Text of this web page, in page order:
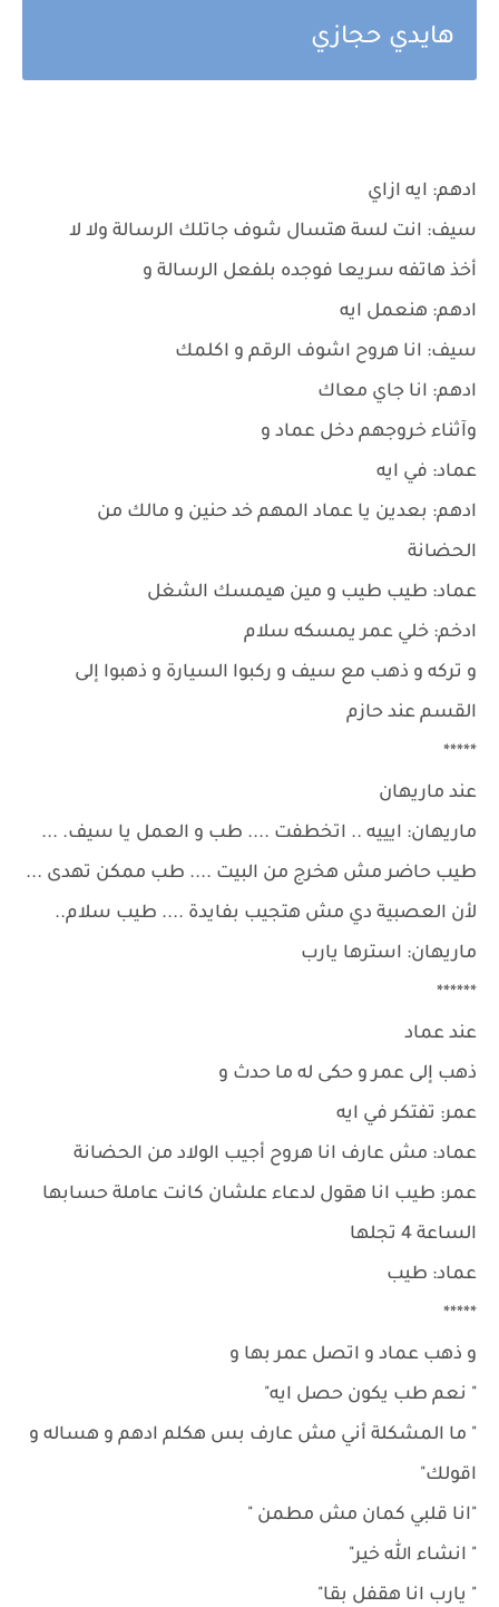
هايدي حجازي
ادهم: ايه ازاي
سيف: انت لسة هتسال شوف جاتلك الرسالة ولا لا
أخذ هاتفه سريعا فوجده بلفعل الرسالة و
ادهم: هنعمل ايه
سيف: انا هروح اشوف الرقم و اكلمك
ادهم: انا جاي معاك
وآثناء خروجهم دخل عماد و
عماد: في ايه
ادهم: بعدين يا عماد المهم خد حنين و مالك من
الحضانة
عماد: طيب طيب و مين هيمسك الشغل
ادخم: خلي عمر يمسكه سلام
و تركه و ذهب مع سيف و ركبوا السيارة و ذهبوا إلى
القسم عند حازم
*****
عند ماريهان
ماريهان: ايييه .. اتخطفت .... طب و العمل يا سيف. ...
طيب حاضر مش هخرج من البيت .... طب ممكن تهدى ...
لأن العصبية دي مش هتجيب بفايدة .... طيب سلام..
ماريهان: استرها يارب
******
عند عماد
ذهب إلى عمر و حكى له ما حدث و
عمر: تفتكر في ايه
عماد: مش عارف انا هروح أجيب الولاد من الحضانة
عمر: طيب انا هقول لدعاء علشان كانت عاملة حسابها
الساعة 4 تجلها
عماد: طيب
*****
و ذهب عماد و اتصل عمر بها و
" نعم طب يكون حصل ايه"
" ما المشكلة أني مش عارف بس هكلم ادهم و هساله و
اقولك"
"انا قلبي كمان مش مطمن "
" انشاء الله خير"
" يارب انا هقفل بقا"